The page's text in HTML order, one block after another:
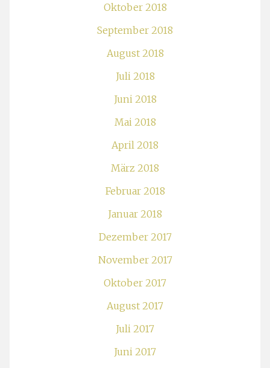
Oktober 2018
September 2018
August 2018
Juli 2018
Juni 2018
Mai 2018
April 2018
März 2018
Februar 2018
Januar 2018
Dezember 2017
November 2017
Oktober 2017
August 2017
Juli 2017
Juni 2017